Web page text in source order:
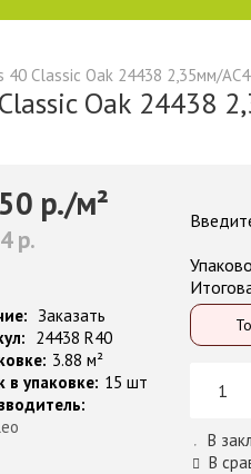
40 Classic Oak 24438 2,35мм/АС4
Oak 24438
р./м²
р.
Заказать
24438 R40
3.88 м²
в упаковке: 15 шт
В
В